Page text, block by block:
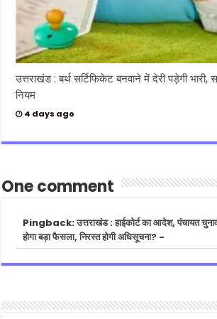
उत्तराखंड : बर्थ सर्टिफिकेट बनवाने में देरी पड़ेगी भारी,
नियम
4 days ago
One comment
Pingback:उत्तराखंड : हाईकोर्ट का आदेश, पंचायत
होगा बड़ा फैसला, निरस्त होगी अधिसूचना? -